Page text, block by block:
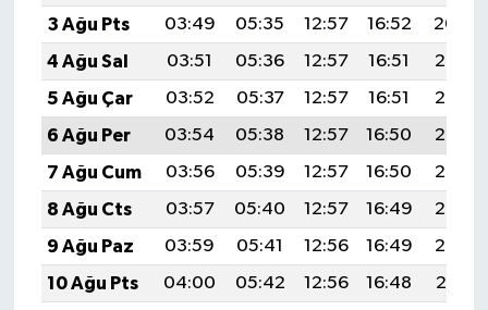
3 Ağu Pts
03:49 05:35 12:57 16:52
20:09
4 Ağu Sal
03:51 05:36 12:57 16:51
20:08
5 Ağu Çar
03:52 05:37 12:57 16:51
20:07
6 Ağu Per
03:54 05:38 12:57 16:50
20:06
7 Ağu Cum
03:56 05:39 12:57 16:50
20:05
8 Ağu Cts
03:57 05:40 12:57 16:49
20:03
9 Ağu Paz
03:59 05:41 12:56 16:49
20:02
10 Ağu Pts
04:00 05:42 12:56 16:48
20:01